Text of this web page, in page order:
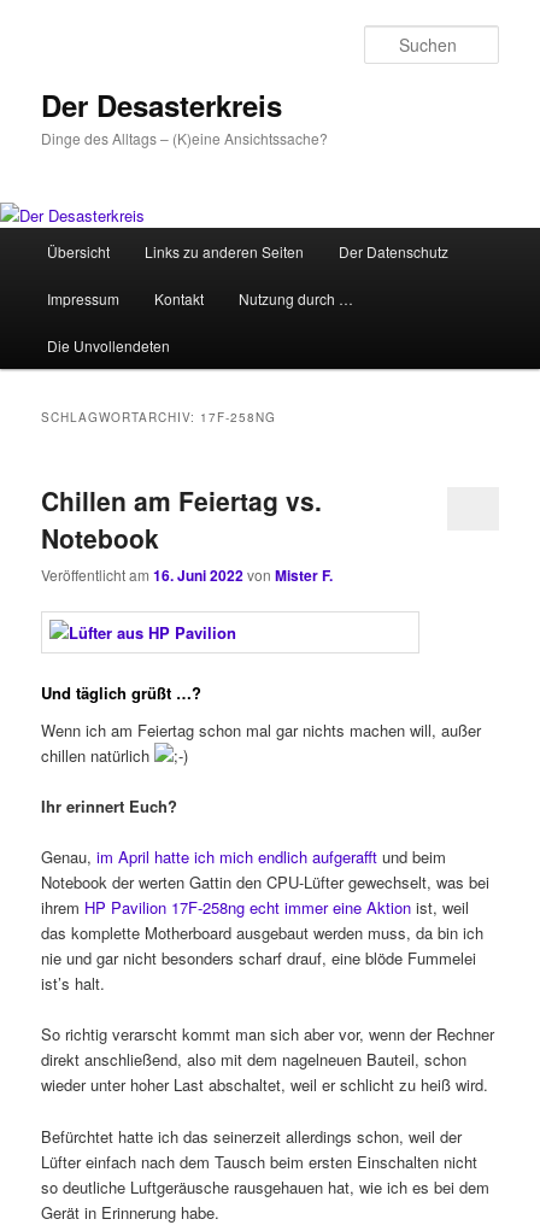
Der Desasterkreis
Dinge des Alltags – (K)eine Ansichtssache?
HauptmenüÜbersicht Links zu anderen Seiten Der Datenschutz
Impressum Kontakt Nutzung durch …
Die Unvollendeten
SCHLAGWORTARCHIV: 17F-258NG
Chillen am Feiertag vs.
Notebook
Veröffentlicht am16. Juni 2022vonMister F.
Und täglich grüßt …?
Wenn ich am Feiertag schon mal gar nichts machen will, außer
chillen natürlich
Ihr erinnert Euch?
Genau,im April hatte ich mich endlich aufgerafft und beim
Notebook der werten Gattin den CPU-Lüfter gewechselt, was bei
ihrem HP Pavilion 17F-258ng echt immer eine Aktion ist, weil
das komplette Motherboard ausgebaut werden muss, da bin ich
nie und gar nicht besonders scharf drauf, eine blöde Fummelei
ist’s halt.
So richtig verarscht kommt man sich aber vor, wenn der Rechner
direkt anschließend, also mit dem nagelneuen Bauteil, schon
wieder unter hoher Last abschaltet, weil er schlicht zu heiß wird.
Befürchtet hatte ich das seinerzeit allerdings schon, weil der
Lüfter einfach nach dem Tausch beim ersten Einschalten nicht
so deutliche Luftgeräusche rausgehauen hat, wie ich es bei dem
Gerät in Erinnerung habe.